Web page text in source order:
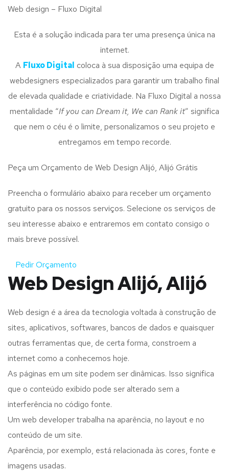
Web design – Fluxo Digital
Esta é a solução indicada para ter uma presença única na
internet.
A Fluxo Digital coloca à sua disposição uma equipa de
webdesigners especializados para garantir um trabalho final
de elevada qualidade e criatividade. Na Fluxo Digital a nossa
mentalidade “If you can Dream it, We can Rank it” significa
que nem o céu é o limite, personalizamos o seu projeto e
entregamos em tempo recorde.
Peça um Orçamento de Web Design Alijó, Alijó Grátis
Preencha o formulário abaixo para receber um orçamento
gratuito para os nossos serviços. Selecione os serviços de
seu interesse abaixo e entraremos em contato consigo o
mais breve possível.
Pedir Orçamento
Web Design Alijó, Alijó
Web design é a área da tecnologia voltada à construção de
sites, aplicativos, softwares, bancos de dados e quaisquer
outras ferramentas que, de certa forma, constroem a
internet como a conhecemos hoje.
As páginas em um site podem ser dinâmicas. Isso significa
que o conteúdo exibido pode ser alterado sem a
interferência no código fonte.
Um web developer trabalha na aparência, no layout e no
conteúdo de um site.
Aparência, por exemplo, está relacionada às cores, fonte e
imagens usadas.